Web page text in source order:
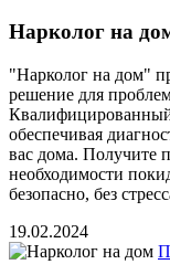
Нарколог на
"Нарколог на дом"
решение для
обеспечивая
вас дома. Получите
необходимости
безопасно, без
19.02.2024